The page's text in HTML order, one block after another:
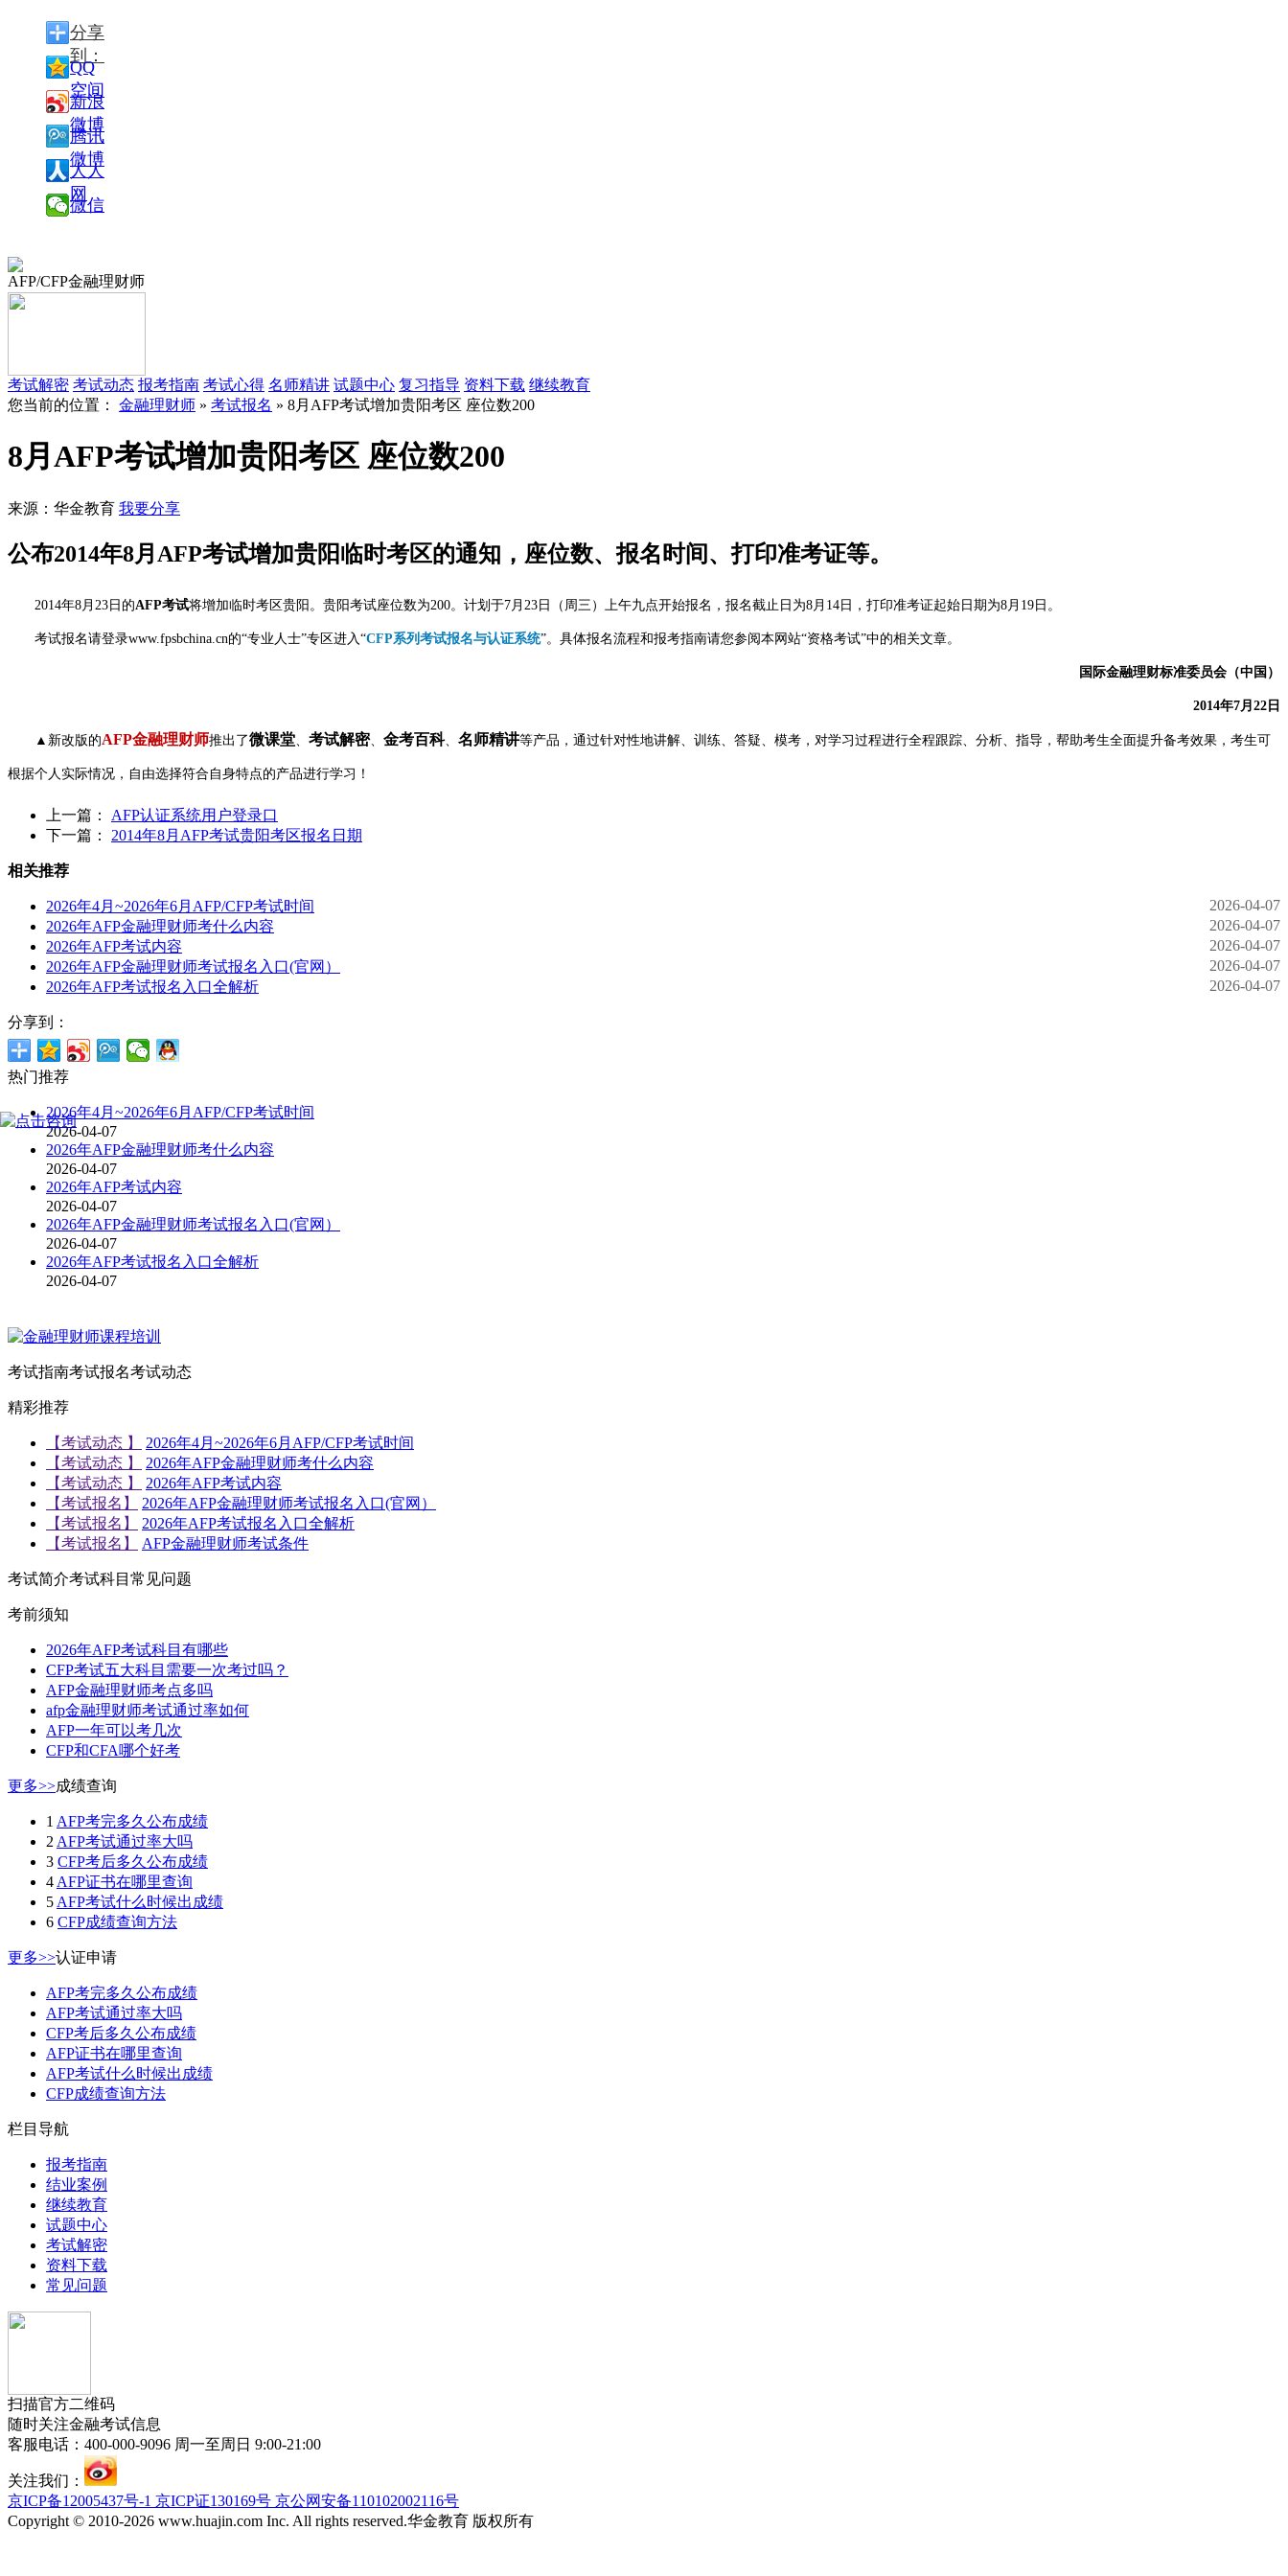
分享
到：
QQ
空间
新浪
微博
腾讯
微博
人人
网
微信
AFP/CFP金融理财师
考试解密 考试动态 报考指南 考试心得 名师精讲 试题中心 复习指导 资料下载 继续教育
您当前的位置： 金融理财师 » 考试报名 » 8月AFP考试增加贵阳考区 座位数200
8月AFP考试增加贵阳考区 座位数200
来源：华金教育 我要分享
公布2014年8月AFP考试增加贵阳临时考区的通知，座位数、报名时间、打印准考证等。
2014年8月23日的AFP考试将增加临时考区贵阳。贵阳考试座位数为200。计划于7月23日（周三）上午九点开始报名，报名截止日为8月14日，打印准考证起始日期为8月19日。
考试报名请登录www.fpsbchina.cn的“专业人士”专区进入“CFP系列考试报名与认证系统”。具体报名流程和报考指南请您参阅本网站“资格考试”中的相关文章。
国际金融理财标准委员会（中国）
2014年7月22日
▲新改版的AFP金融理财师推出了微课堂 考试解密、 金考百科、 名师精讲等产品，通过针对性地讲解、训练、答疑、模考，对学习过程进行全程跟踪、分析、指导，帮助考生全面提升备考效果，考生可
根据个人实际情况，自由选择符合自身特点的产品进行学习！
上一篇：
AFP认证系统用户登录口
下一篇：
2014年8月AFP考试贵阳考区报名日期
相关推荐
2026年4月~2026年6月AFP/CFP考试时间
2026-04-07
2026年AFP金融理财师考什么内容
2026-04-07
2026年AFP考试内容
2026-04-07
2026年AFP金融理财师考试报名入口(官网）
2026-04-07
2026年AFP考试报名入口全解析
2026-04-07
分享到：
热门推荐
2026年4月~2026年6月AFP/CFP考试时间
2026-04-07
2026年AFP金融理财师考什么内容
2026-04-07
2026年AFP考试内容
2026-04-07
2026年AFP金融理财师考试报名入口(官网）
2026-04-07
2026年AFP考试报名入口全解析
2026-04-07
考试指南考试报名考试动态
精彩推荐
【考试动态 】
2026年4月~2026年6月AFP/CFP考试时间
【考试动态 】
2026年AFP金融理财师考什么内容
【考试动态 】
2026年AFP考试内容
【考试报名】
2026年AFP金融理财师考试报名入口(官网）
【考试报名】
2026年AFP考试报名入口全解析
【考试报名】
AFP金融理财师考试条件
考试简介考试科目 常见问题
考前须知
2026年AFP考试科目有哪些
CFP考试五大科目需要一次考过吗？
AFP金融理财师考点多吗
afp金融理财师考试通过率如何
AFP一年可以考几次
CFP和CFA哪个好考
更多>>成绩查询
1 AFP考完多久公布成绩
2 AFP考试通过率大吗
3 CFP考后多久公布成绩
4 AFP证书在哪里查询
5 AFP考试什么时候出成绩
6 CFP成绩查询方法
更多>>认证申请
AFP考完多久公布成绩
AFP考试通过率大吗
CFP考后多久公布成绩
AFP证书在哪里查询
AFP考试什么时候出成绩
CFP成绩查询方法
栏目导航
报考指南
结业案例
继续教育
试题中心
考试解密
资料下载
常见问题
扫描官方二维码
随时关注金融考试信息
客服电话：400-000-9096 周一至周日 9:00-21:00
关注我们：
京ICP备12005437号-1 京ICP证130169号 京公网安备110102002116号
Copyright © 2010-2026 www.huajin.com Inc. All rights reserved.华金教育 版权所有